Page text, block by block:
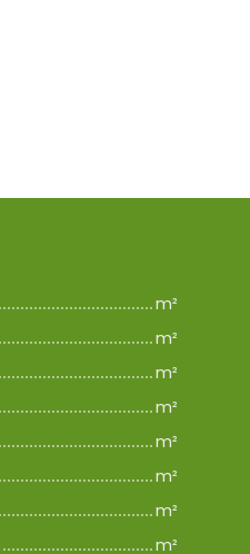
m²
m²
m²
m²
m²
m²
m²
m²